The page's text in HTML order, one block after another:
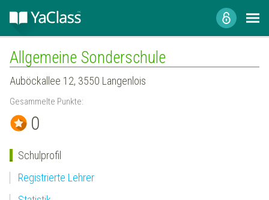
Allgemeine Sonderschule
Auböckallee 12, 3550 Langenlois
Gesammelte Punkte:
0
Schulprofil
Registrierte Lehrer